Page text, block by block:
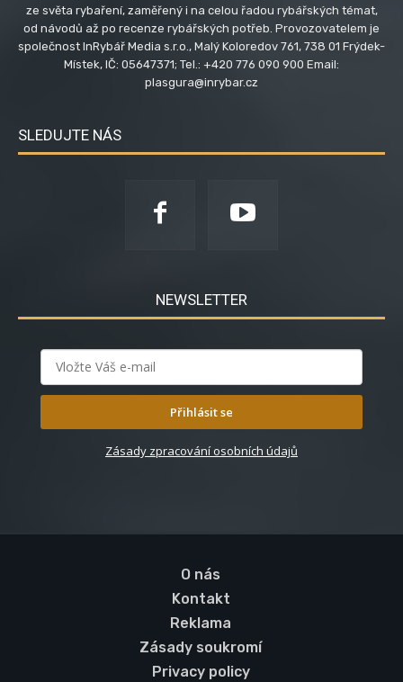
ze světa rybaření, zaměřený i na celou řadou rybářských témat,
od návodů až po recenze rybářských potřeb. Provozovatelem je
společnost InRybář Media s.r.o., Malý Koloredov 761, 738 01 Frýdek-
Místek, IČ: 05647371; Tel.: +420 776 090 900 Email:
plasgura@inrybar.cz
SLEDUJTE NÁS
NEWSLETTER
Přihlásit se
Zásady zpracování osobních údajů
O nás
Kontakt
Reklama
Zásady soukromí
Privacy policy